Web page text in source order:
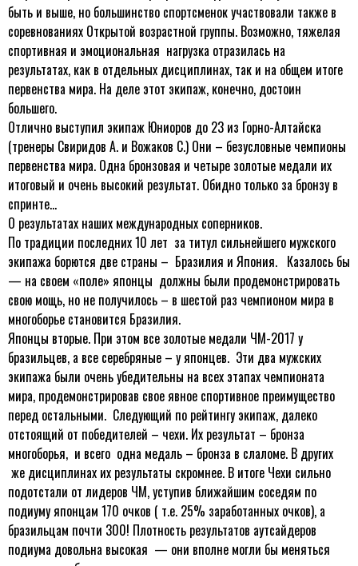
быть и выше, но большинство спортсменок участвовали также в
соревнованиях Открытой возрастной группы. Возможно, тяжелая
спортивная и эмоциональная нагрузка отразилась на
результатах, как в отдельных дисциплинах, так и на общем итоге
первенства мира. На деле этот экипаж, конечно, достоин
большего.
Отлично выступил экипаж Юниоров до 23 из Горно-Алтайска
(тренеры Свиридов А. и Вожаков С.) Они – безусловные чемпионы
первенства мира. Одна бронзовая и четыре золотые медали их
итоговый и очень высокий результат. Обидно только за бронзу в
спринте…
О результатах наших международных соперников.
По традиции последних 10 лет за титул сильнейшего мужского
экипажа борются две страны – Бразилия и Япония. Казалось бы
— на своем «поле» японцы должны были продемонстрировать
свою мощь, но не получилось – в шестой раз чемпионом мира в
многоборье становится Бразилия.
Японцы вторые. При этом все золотые медали ЧМ-2017 у
бразильцев, а все серебряные – у японцев. Эти два мужских
экипажа были очень убедительны на всех этапах чемпионата
мира, продемонстрировав свое явное спортивное преимущество
перед остальными. Следующий по рейтингу экипаж, далеко
отстоящий от победителей – чехи. Их результат – бронза
многоборья, и всего одна медаль – бронза в слаломе. В других
же дисциплинах их результаты скромнее. В итоге Чехи сильно
подотстали от лидеров ЧМ, уступив ближайшим соседям по
подиуму японцам 170 очков ( т.е. 25% заработанных очков), а
бразильцам почти 300! Плотность результатов аутсайдеров
подиума довольна высокая — они вполне могли бы меняться